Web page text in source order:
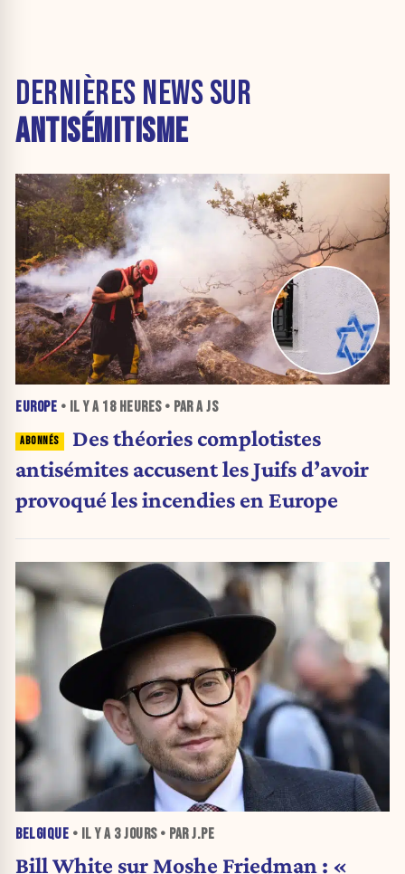
DERNIÈRES NEWS SUR
ANTISÉMITISME
EUROPE • IL Y A 18 HEURES• PAR A JS
Des théories complotistes
antisémites accusent les Juifs d’avoir
provoqué les incendies en Europe
BELGIQUE • IL Y A 3 JOURS• PAR J.PE
Bill White sur Moshe Friedman : «